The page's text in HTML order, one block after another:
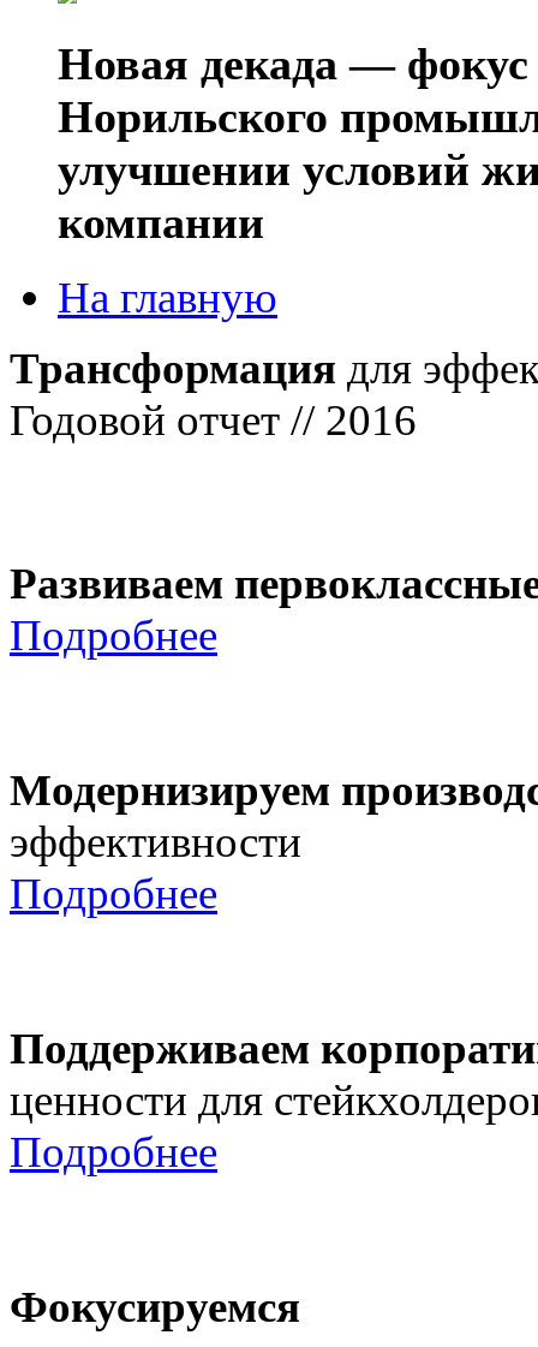
Новая декада — фокус
Норильского
улучшении условий
компании
На главную
Трансформация для
Годовой отчет // 2016
Развиваем
Подробнее
Модернизируем
эффективности
Подробнее
Поддерживаем
ценности для
Подробнее
Фокусируемся